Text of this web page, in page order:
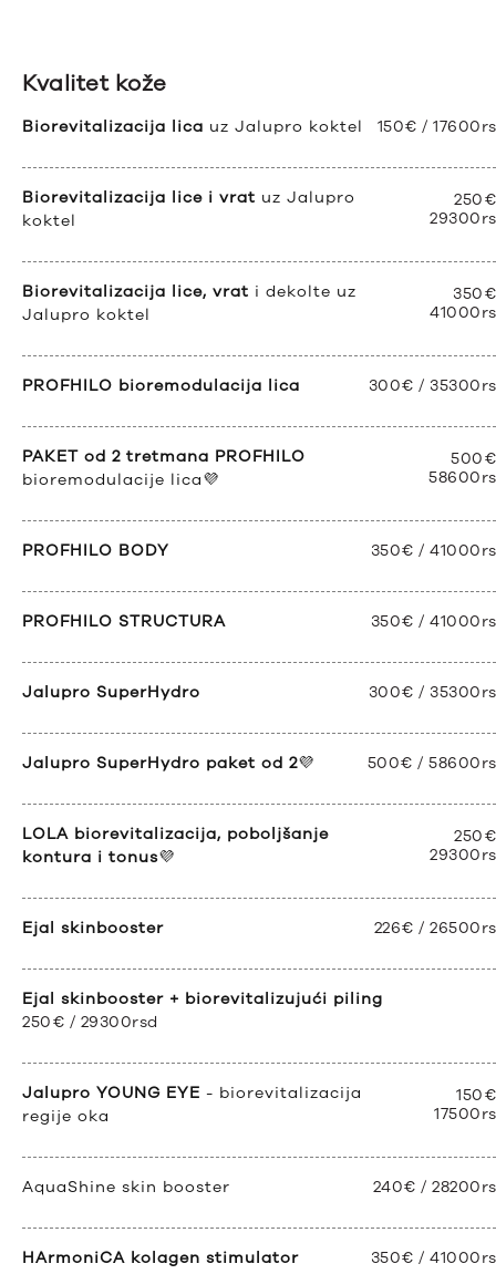
Kvalitet kože
Biorevitalizacija lica uz Jalupro koktel 150€ /
Biorevitalizacija lice i vrat uz Jalupro
koktel
Biorevitalizacija lice, vrat i dekolte uz
Jalupro koktel
PROFHILO bioremodulacija lica 300€ /
PAKET od 2 tretmana PROFHILO
bioremodulacije lica💜
PROFHILO BODY 350€ /
PROFHILO STRUCTURA 350€ /
Jalupro SuperHydro 300€ /
Jalupro SuperHydro paket od 2💜 500€ /
LOLA biorevitalizacija, poboljšanje
kontura i tonus💜
Ejal skinbooster 226€ /
Ejal skinbooster + biorevitalizujući piling
250€ / 29300rsd
Jalupro YOUNG EYE - biorevitalizacija
regije oka
AquaShine skin booster 240€ /
HArmoniCA kolagen stimulator 350€ /